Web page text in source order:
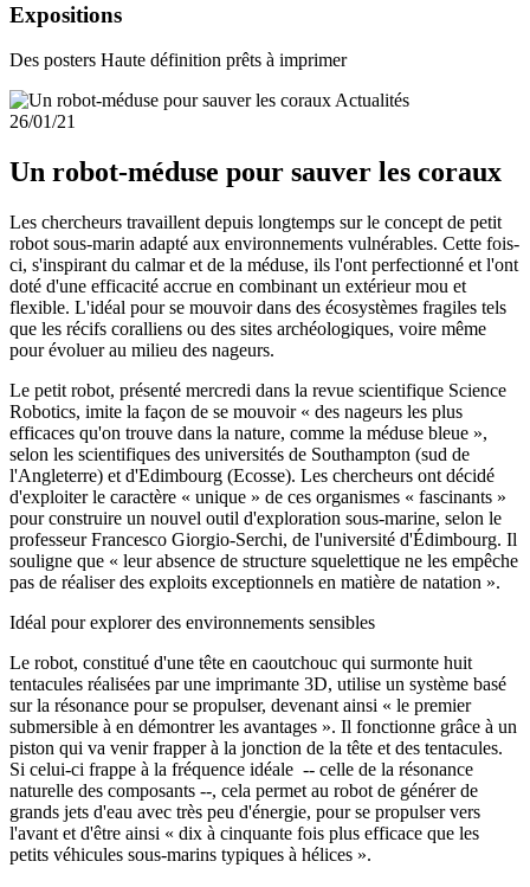
Expositions
Des posters Haute définition prêts à imprimer
Actualités
26/01/21
Un robot-méduse pour sauver les coraux
Les chercheurs travaillent depuis longtemps sur le concept de petit
robot sous-marin adapté aux environnements vulnérables. Cette fois-
ci, s'inspirant du calmar et de la méduse, ils l'ont perfectionné et l'ont
doté d'une efficacité accrue en combinant un extérieur mou et
flexible. L'idéal pour se mouvoir dans des écosystèmes fragiles tels
que les récifs coralliens ou des sites archéologiques, voire même
pour évoluer au milieu des nageurs.
Le petit robot, présenté mercredi dans la revue scientifique Science
Robotics, imite la façon de se mouvoir « des nageurs les plus
efficaces qu'on trouve dans la nature, comme la méduse bleue »,
selon les scientifiques des universités de Southampton (sud de
l'Angleterre) et d'Edimbourg (Ecosse). Les chercheurs ont décidé
d'exploiter le caractère « unique » de ces organismes « fascinants »
pour construire un nouvel outil d'exploration sous-marine, selon le
professeur Francesco Giorgio-Serchi, de l'université d'Édimbourg. Il
souligne que « leur absence de structure squelettique ne les empêche
pas de réaliser des exploits exceptionnels en matière de natation ».
Idéal pour explorer des environnements sensibles
Le robot, constitué d'une tête en caoutchouc qui surmonte huit
tentacules réalisées par une imprimante 3D, utilise un système basé
sur la résonance pour se propulser, devenant ainsi « le premier
submersible à en démontrer les avantages ». Il fonctionne grâce à un
piston qui va venir frapper à la jonction de la tête et des tentacules.
Si celui-ci frappe à la fréquence idéale -- celle de la résonance
naturelle des composants --, cela permet au robot de générer de
grands jets d'eau avec très peu d'énergie, pour se propulser vers
l'avant et d'être ainsi « dix à cinquante fois plus efficace que les
petits véhicules sous-marins typiques à hélices ».